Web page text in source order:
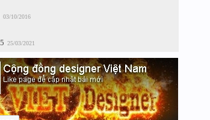
03/10/2016
25/03/2021